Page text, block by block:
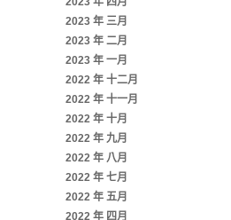
2023 年 三月
2023 年 二月
2023 年 一月
2022 年 十二月
2022 年 十一月
2022 年 十月
2022 年 九月
2022 年 八月
2022 年 七月
2022 年 五月
2022 年 四月